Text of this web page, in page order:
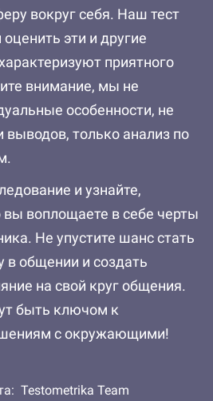
вокруг себя. Наш тест
эти и другие
приятного
внимание, мы не
особенности, не
выводов, только анализ по
и узнайте,
воплощаете в себе черты
Не упустите шанс стать
общении и создать
на свой круг общения.
быть ключом к
с окружающими!
Testometrika Team